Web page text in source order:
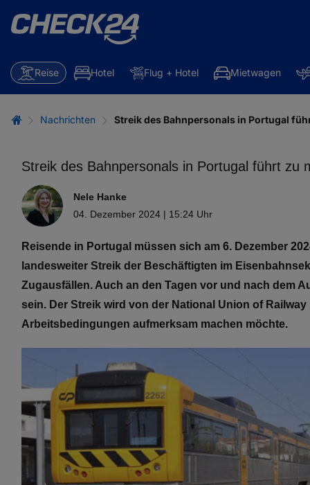
Reise Hotel Flug + Hotel Mietwagen
Nachrichten Streik des Bahnpersonals in Portugal
Streik des Bahnpersonals in Portugal führt zu
Nele Hanke
04. Dezember 2024 | 15:24 Uhr
Reisende in Portugal müssen sich am 6. Dezember
landesweiter Streik der Beschäftigten im
Zugausfällen. Auch an den Tagen vor und nach dem
sein. Der Streik wird von der National Union of
Arbeitsbedingungen aufmerksam machen möchte.